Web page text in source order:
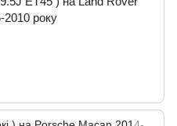
2010 року